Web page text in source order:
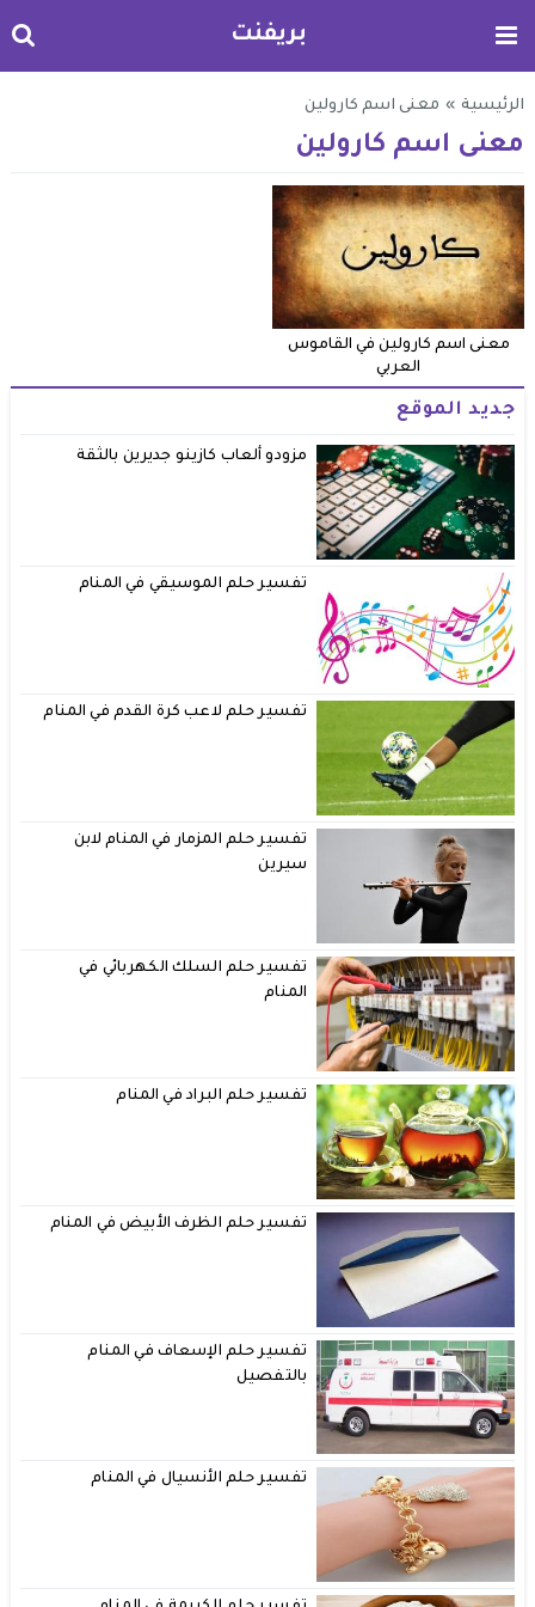
بريفنت
الرئيسية » معنى اسم كارولين
معنى اسم كارولين
معنى اسم كارولين في القاموس
العربي
جديد الموقع
مزودو ألعاب كازينو جديرين بالثقة
تفسير حلم الموسيقي في المنام
تفسير حلم لاعب كرة القدم في المنام
تفسير حلم المزمار في المنام لابن
سيرين
تفسير حلم السلك الكهربائي في
المنام
تفسير حلم البراد في المنام
تفسير حلم الظرف الأبيض في المنام
تفسير حلم الإسعاف في المنام
بالتفصيل
تفسير حلم الأنسيال في المنام